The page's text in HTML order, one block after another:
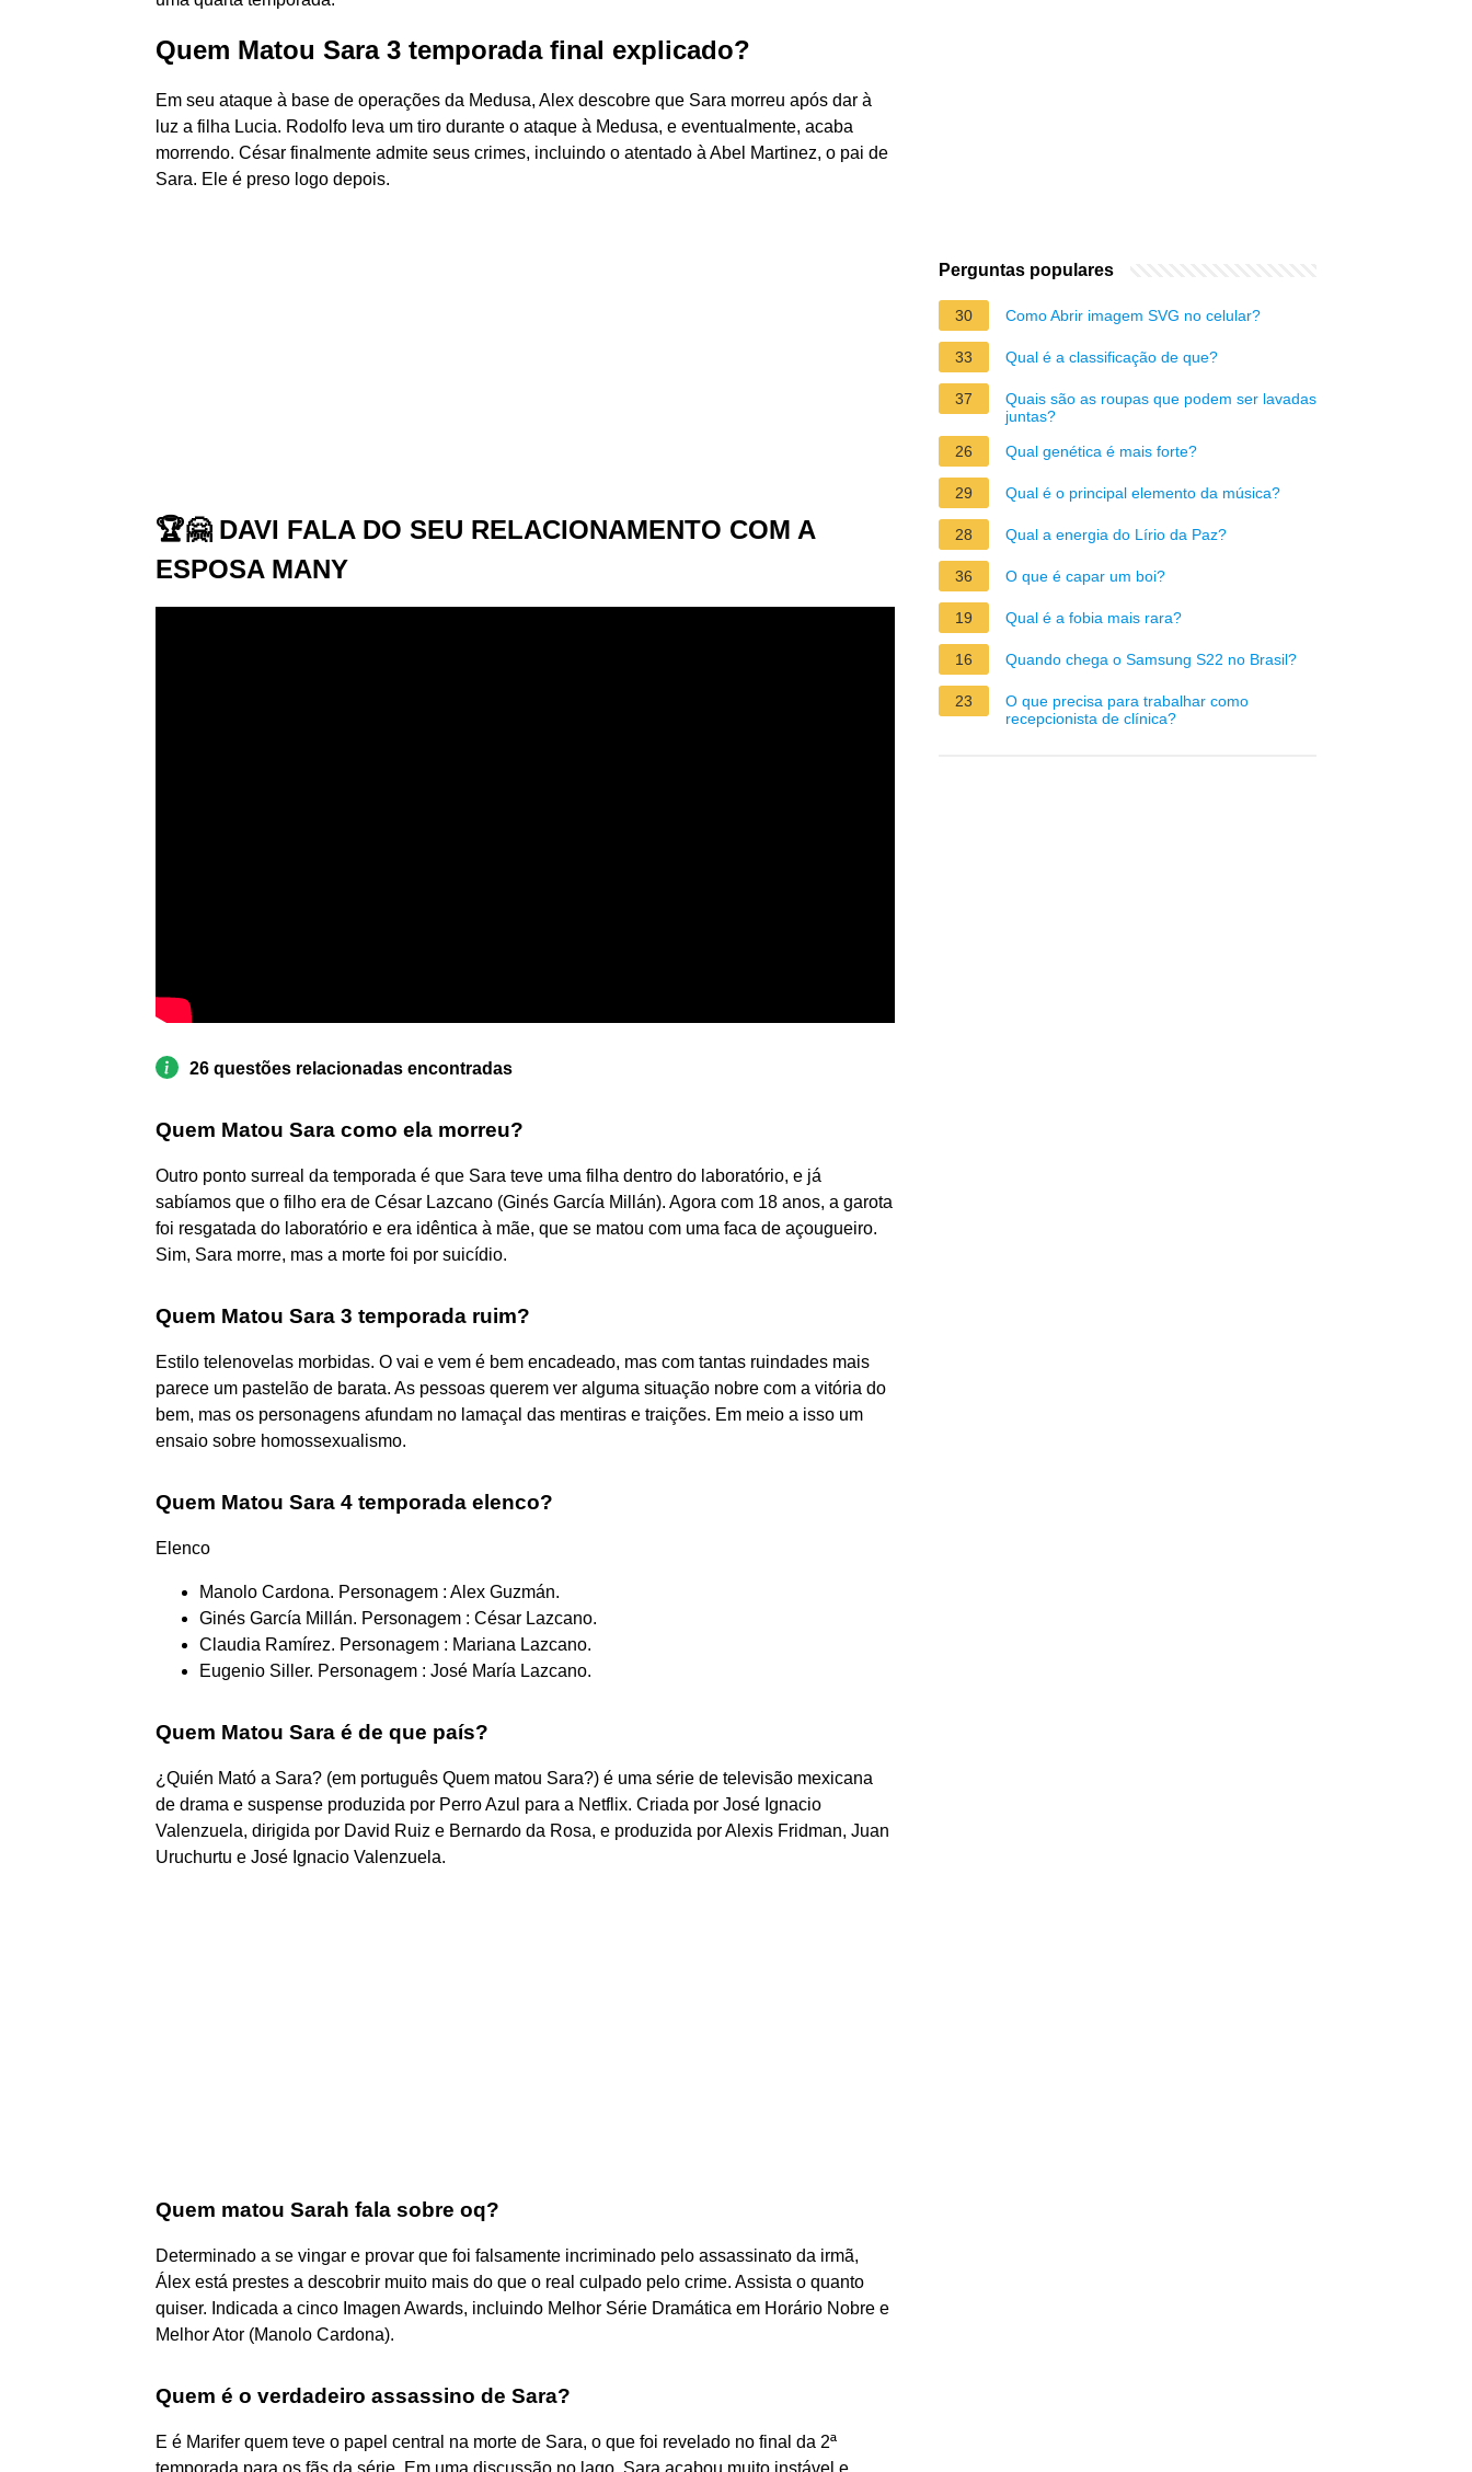
Quem Matou Sara 3 temporada final explicado?
Em seu ataque à base de operações da Medusa, Alex descobre que Sara morreu após dar à
luz a filha Lucia. Rodolfo leva um tiro durante o ataque à Medusa, e eventualmente, acaba
morrendo. César finalmente admite seus crimes, incluindo o atentado à Abel Martinez, o pai de
Sara. Ele é preso logo depois.
🏆🤗 DAVI FALA DO SEU RELACIONAMENTO COM A
ESPOSA MANY
26 questões relacionadas encontradas
Quem Matou Sara como ela morreu?
Outro ponto surreal da temporada é que Sara teve uma filha dentro do laboratório, e já
sabíamos que o filho era de César Lazcano (Ginés García Millán). Agora com 18 anos, a garota
foi resgatada do laboratório e era idêntica à mãe, que se matou com uma faca de açougueiro.
Sim, Sara morre, mas a morte foi por suicídio.
Quem Matou Sara 3 temporada ruim?
Estilo telenovelas morbidas. O vai e vem é bem encadeado, mas com tantas ruindades mais
parece um pastelão de barata. As pessoas querem ver alguma situação nobre com a vitória do
bem, mas os personagens afundam no lamaçal das mentiras e traições. Em meio a isso um
ensaio sobre homossexualismo.
Quem Matou Sara 4 temporada elenco?
Elenco
Manolo Cardona. Personagem : Alex Guzmán.
Ginés García Millán. Personagem : César Lazcano.
Claudia Ramírez. Personagem : Mariana Lazcano.
Eugenio Siller. Personagem : José María Lazcano.
Quem Matou Sara é de que país?
¿Quién Mató a Sara? (em português Quem matou Sara?) é uma série de televisão mexicana
de drama e suspense produzida por Perro Azul para a Netflix. Criada por José Ignacio
Valenzuela, dirigida por David Ruiz e Bernardo da Rosa, e produzida por Alexis Fridman, Juan
Uruchurtu e José Ignacio Valenzuela.
Quem matou Sarah fala sobre oq?
Determinado a se vingar e provar que foi falsamente incriminado pelo assassinato da irmã,
Álex está prestes a descobrir muito mais do que o real culpado pelo crime. Assista o quanto
quiser. Indicada a cinco Imagen Awards, incluindo Melhor Série Dramática em Horário Nobre e
Melhor Ator (Manolo Cardona).
Quem é o verdadeiro assassino de Sara?
E é Marifer quem teve o papel central na morte de Sara, o que foi revelado no final da 2ª
temporada para os fãs da série. Em uma discussão no lago, Sara acabou muito instável e
Perguntas populares
30 Como Abrir imagem SVG no celular?
33 Qual é a classificação de que?
37
Quais são as roupas que podem ser lavadas
juntas?
26
Qual genética é mais forte?
29 Qual é o principal elemento da música?
28 Qual a energia do Lírio da Paz?
36 O que é capar um boi?
19 Qual é a fobia mais rara?
16 Quando chega o Samsung S22 no Brasil?
23
O que precisa para trabalhar como
recepcionista de clínica?